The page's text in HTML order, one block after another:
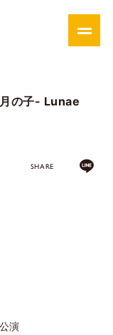
の子- Lunae
SHARE
演